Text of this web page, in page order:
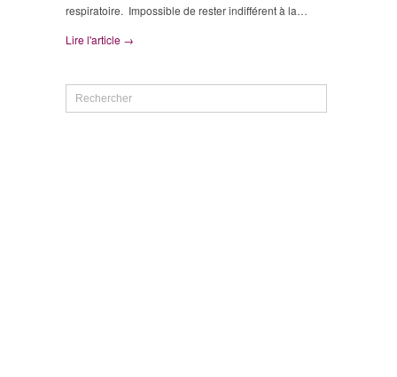
respiratoire. Impossible de rester indifférent à la…
Lire l'article →